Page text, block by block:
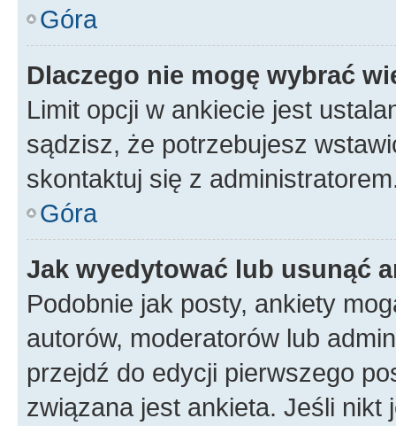
Góra
Dlaczego nie mogę wybrać
Limit opcji w ankiecie jest
sądzisz, że potrzebujesz
skontaktuj się z
Góra
Jak wyedytować lub usunąć
Podobnie jak posty, ankiety
autorów, moderatorów lub
przejdź do edycji pierwszego
związana jest ankieta. Jeśli nikt